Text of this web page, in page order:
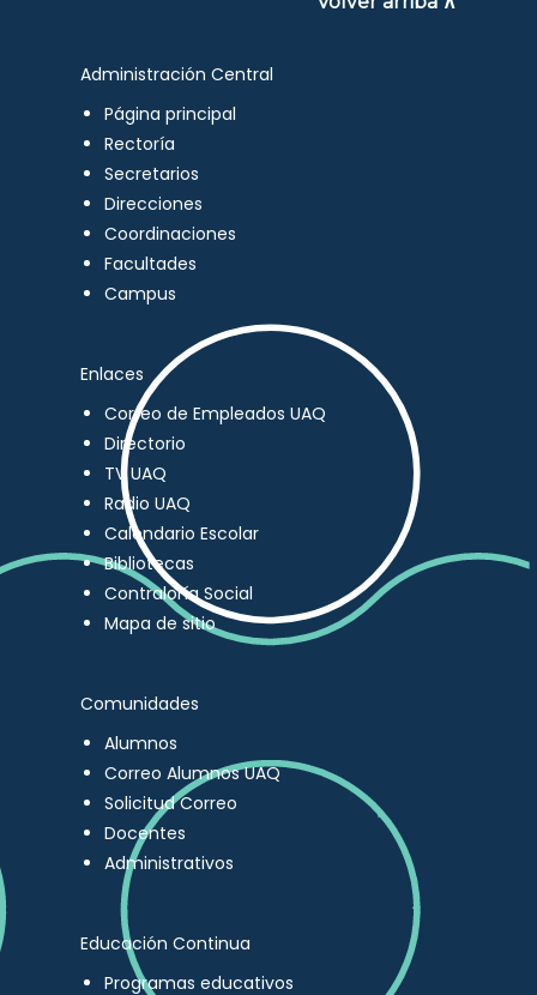
Administración Central
Página principal
Rectoría
Secretarios
Direcciones
Coordinaciones
Facultades
Campus
Enlaces
Correo de Empleados UAQ
Directorio
TV UAQ
Radio UAQ
Calendario Escolar
Bibliotecas
Contraloría Social
Mapa de sitio
Comunidades
Alumnos
Correo Alumnos UAQ
Solicitud Correo
Docentes
Administrativos
Educación Continua
Programas educativos